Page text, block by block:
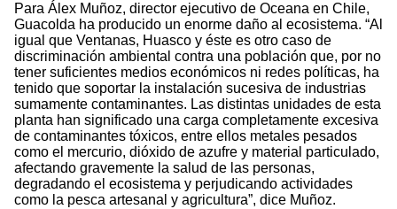
Para Álex Muñoz, director ejecutivo de Oceana en Chile,
Guacolda ha producido un enorme daño al ecosistema. “Al
igual que Ventanas, Huasco y éste es otro caso de
discriminación ambiental contra una población que, por no
tener suficientes medios económicos ni redes políticas, ha
tenido que soportar la instalación sucesiva de industrias
sumamente contaminantes. Las distintas unidades de esta
planta han significado una carga completamente excesiva
de contaminantes tóxicos, entre ellos metales pesados
como el mercurio, dióxido de azufre y material particulado,
afectando gravemente la salud de las personas,
degradando el ecosistema y perjudicando actividades
como la pesca artesanal y agricultura”, dice Muñoz.